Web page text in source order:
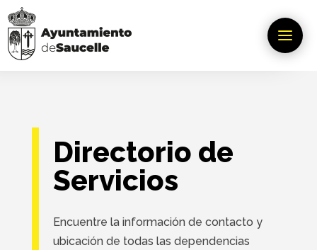
Directorio de
Servicios
Encuentre la información de contacto y
ubicación de todas las dependencias